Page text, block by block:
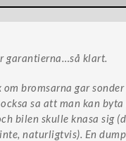
garantierna…så klart.
bromsarna gar
sa att man kan
bilen skulle knasa sig
naturligtvis). En